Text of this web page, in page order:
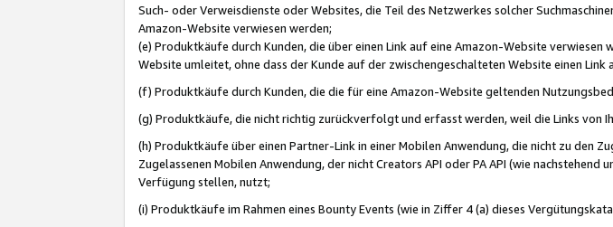
Such- oder Verweisdienste oder Websites, die Teil des Netzwerkes solcher Suchmaschinen
Amazon-Website verwiesen werden;
(e) Produktkäufe durch Kunden, die über einen Link auf eine Amazon-Website
Website umleitet, ohne dass der Kunde auf der zwischengeschalteten Website einen
(f) Produktkäufe durch Kunden, die die für eine Amazon-Website geltenden
(g) Produktkäufe, die nicht richtig zurückverfolgt und erfasst werden, weil die Links
(h) Produktkäufe über einen Partner-Link in einer Mobilen Anwendung, die nicht zu den
Zugelassenen Mobilen Anwendung, der nicht Creators API oder PA API (wie
Verfügung stellen, nutzt;
(i) Produktkäufe im Rahmen eines Bounty Events (wie in Ziffer 4 (a) dieses